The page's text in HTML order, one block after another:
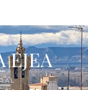
EJEA